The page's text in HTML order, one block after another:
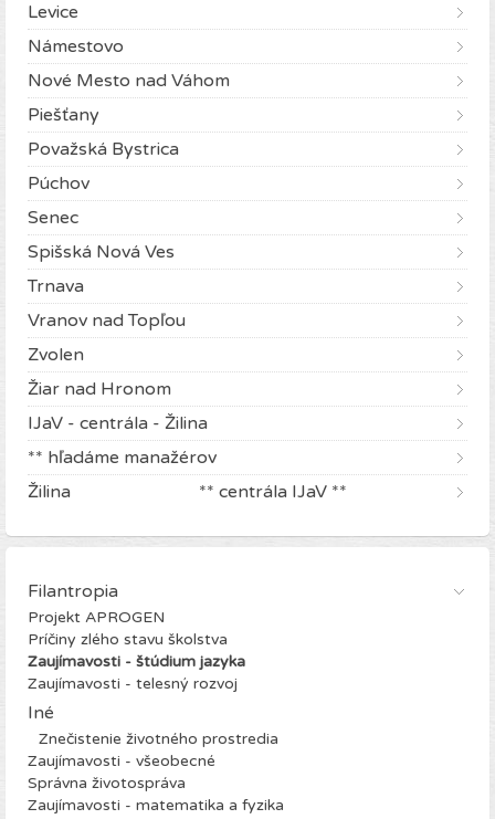
Levice
Námestovo
Nové Mesto nad Váhom
Piešťany
Považská Bystrica
Púchov
Senec
Spišská Nová Ves
Trnava
Vranov nad Topľou
Zvolen
Žiar nad Hronom
IJaV - centrála - Žilina
** hľadáme manažérov
Žilina ** centrála IJaV **
Filantropia
Projekt APROGEN
Príčiny zlého stavu školstva
Zaujímavosti - štúdium jazyka
Zaujímavosti - telesný rozvoj
Iné
Znečistenie životného prostredia
Zaujímavosti - všeobecné
Správna životospráva
Zaujímavosti - matematika a fyzika